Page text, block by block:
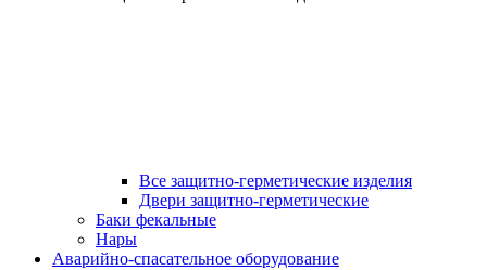
Все защитно-герметические изделия
Двери защитно-герметические
Баки фекальные
Нары
Аварийно-спасательное оборудование